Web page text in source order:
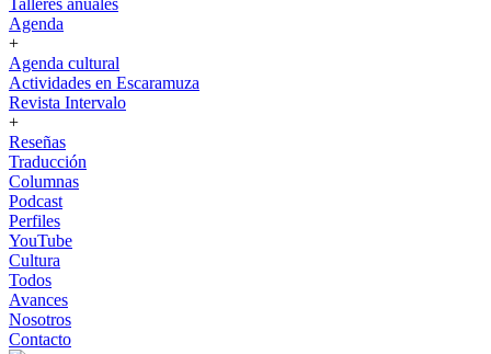
Talleres anuales
Agenda
+
Agenda cultural
Actividades en Escaramuza
Revista Intervalo
+
Reseñas
Traducción
Columnas
Podcast
Perfiles
YouTube
Cultura
Todos
Avances
Nosotros
Contacto